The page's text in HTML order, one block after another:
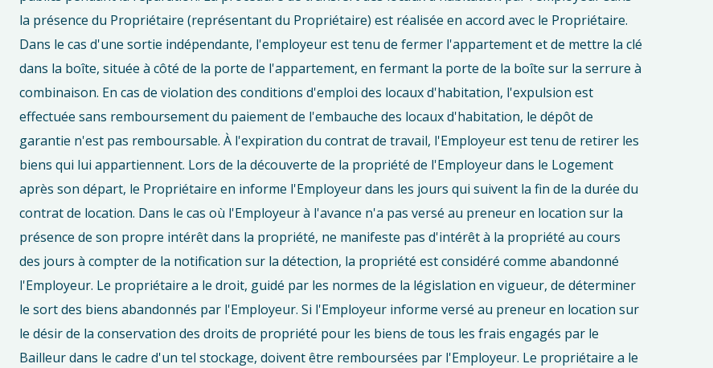
la présence du Propriétaire (représentant du Propriétaire) est réalisée en accord avec le Propriétaire.
Dans le cas d'une sortie indépendante, l'employeur est tenu de fermer l'appartement et de mettre la clé
dans la boîte, située à côté de la porte de l'appartement, en fermant la porte de la boîte sur la serrure à
combinaison. En cas de violation des conditions d'emploi des locaux d'habitation, l'expulsion est
effectuée sans remboursement du paiement de l'embauche des locaux d'habitation, le dépôt de
garantie n'est pas remboursable. À l'expiration du contrat de travail, l'Employeur est tenu de retirer les
biens qui lui appartiennent. Lors de la découverte de la propriété de l'Employeur dans le Logement
après son départ, le Propriétaire en informe l'Employeur dans les jours qui suivent la fin de la durée du
contrat de location. Dans le cas où l'Employeur à l'avance n'a pas versé au preneur en location sur la
présence de son propre intérêt dans la propriété, ne manifeste pas d'intérêt à la propriété au cours
des jours à compter de la notification sur la détection, la propriété est considéré comme abandonné
l'Employeur. Le propriétaire a le droit, guidé par les normes de la législation en vigueur, de déterminer
le sort des biens abandonnés par l'Employeur. Si l'Employeur informe versé au preneur en location sur
le désir de la conservation des droits de propriété pour les biens de tous les frais engagés par le
Bailleur dans le cadre d'un tel stockage, doivent être remboursées par l'Employeur. Le propriétaire a le